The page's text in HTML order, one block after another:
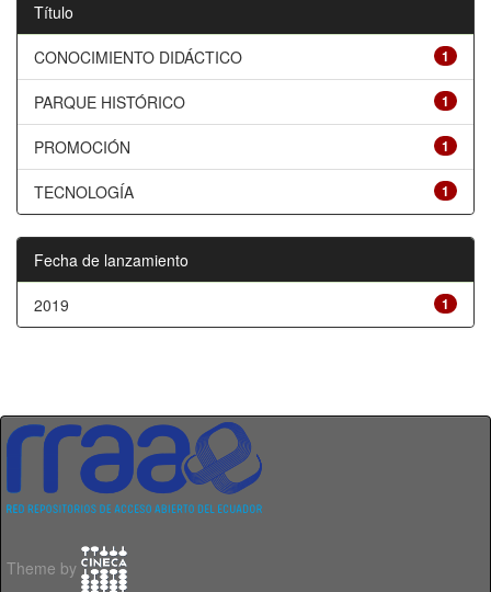
Título
1
CONOCIMIENTO DIDÁCTICO
1
PARQUE HISTÓRICO
1
PROMOCIÓN
1
TECNOLOGÍA
Fecha de lanzamiento
1
2019
Theme by